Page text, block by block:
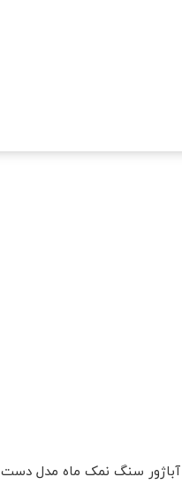
آباژور سنگ نمک ماه مدل دست